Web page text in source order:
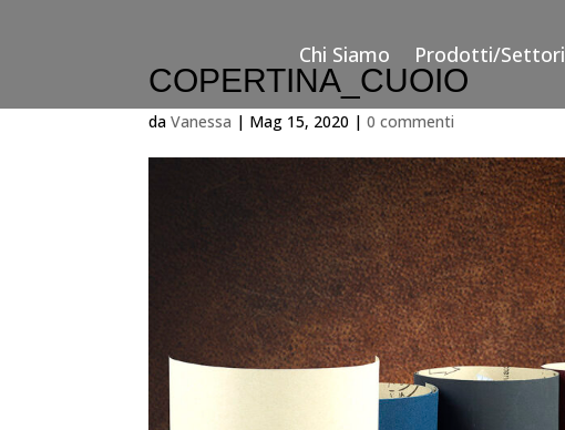
Chi Siamo Prodotti/Settori
COPERTINA_CUOIO
daVanessa | Mag 15, 2020 |0 commenti